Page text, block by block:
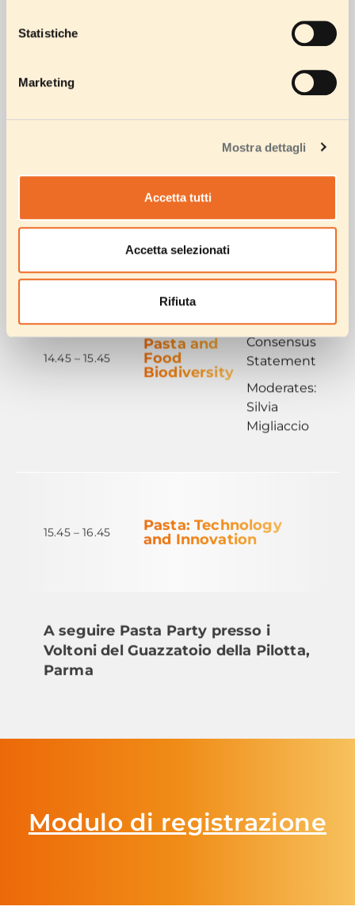
Statistiche
Marketing
Mostra dettagli
Accetta tutti
Accetta selezionati
Rifiuta
12.30 – 13.30 Global Pasta Market
14.45 – 15.45
Pasta and
Food
Biodiversity
Pasta
Scientific
Consensus
Statement
Moderates:
Silvia
Migliaccio
15.45 – 16.45
Pasta: Technology
and Innovation
A seguire Pasta Party presso i
Voltoni del Guazzatoio della Pilotta,
Parma
Modulo di registrazione